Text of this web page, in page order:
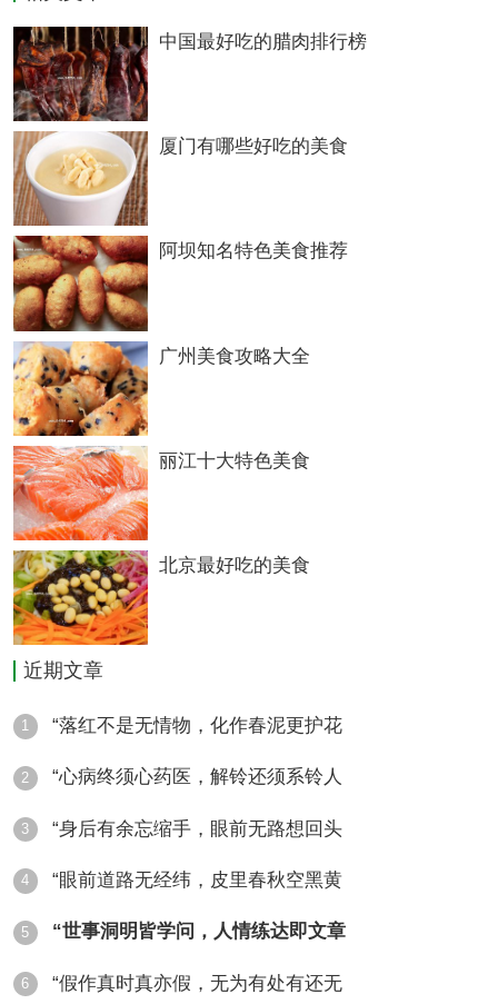
小媳妇凉粉
地址: 御河南路(汾酒专卖店旁)
推荐：凉粉
孙记包子铺
地址: 新建北路
推荐：包子、羊杂
，葛根粉
本文标签：大同小吃餐馆
中国最好吃的腊肉排行榜
厦门有哪些好吃的美食
阿坝知名特色美食推荐
广州美食攻略大全
丽江十大特色美食
北京最好吃的美食
近期文章
1 “落红不是无情物，化作春泥更护花
2 “心病终须心药医，解铃还须系铃人
3 “身后有余忘缩手，眼前无路想回头
4 “眼前道路无经纬，皮里春秋空黑黄
5 “世事洞明皆学问，人情练达即文章
6 “假作真时真亦假，无为有处有还无